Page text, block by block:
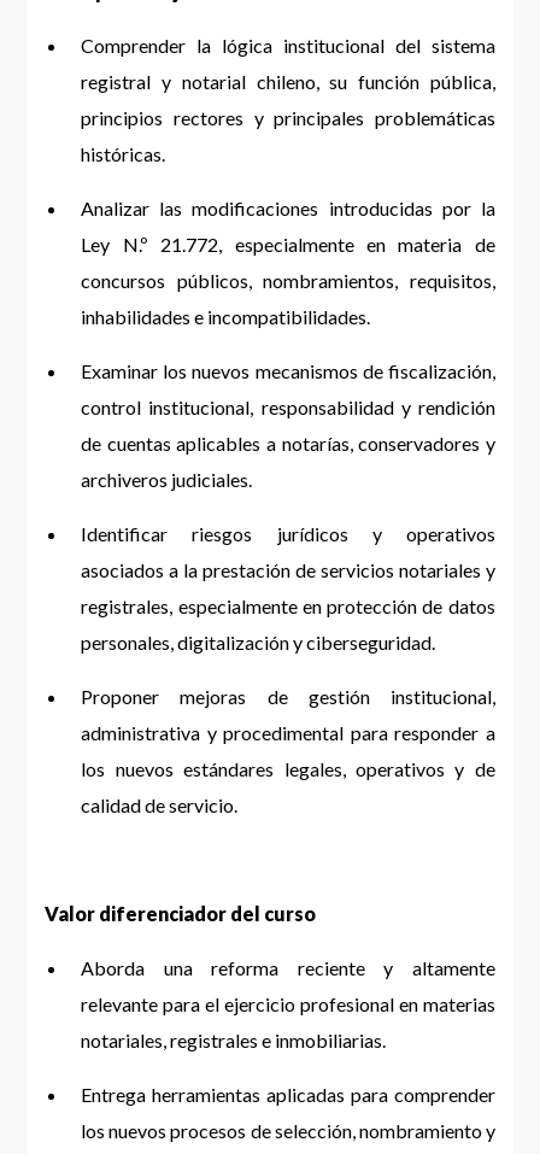
Comprender la lógica institucional del sistema
registral y notarial chileno, su función pública,
principios rectores y principales problemáticas
históricas.
Analizar las modificaciones introducidas por la
Ley N.º 21.772, especialmente en materia de
concursos públicos, nombramientos, requisitos,
inhabilidades e incompatibilidades.
Examinar los nuevos mecanismos de fiscalización,
control institucional, responsabilidad y rendición
de cuentas aplicables a notarías, conservadores y
archiveros judiciales.
Identificar riesgos jurídicos y operativos
asociados a la prestación de servicios notariales y
registrales, especialmente en protección de datos
personales, digitalización y ciberseguridad.
Proponer mejoras de gestión institucional,
administrativa y procedimental para responder a
los nuevos estándares legales, operativos y de
calidad de servicio.
Valor diferenciador del curso
Aborda una reforma reciente y altamente
relevante para el ejercicio profesional en materias
notariales, registrales e inmobiliarias.
Entrega herramientas aplicadas para comprender
los nuevos procesos de selección, nombramiento y